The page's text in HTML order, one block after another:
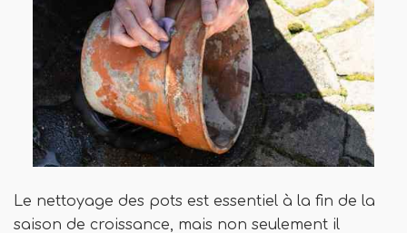
Le nettoyage des pots est essentiel à la fin de la
saison de croissance, mais non seulement il